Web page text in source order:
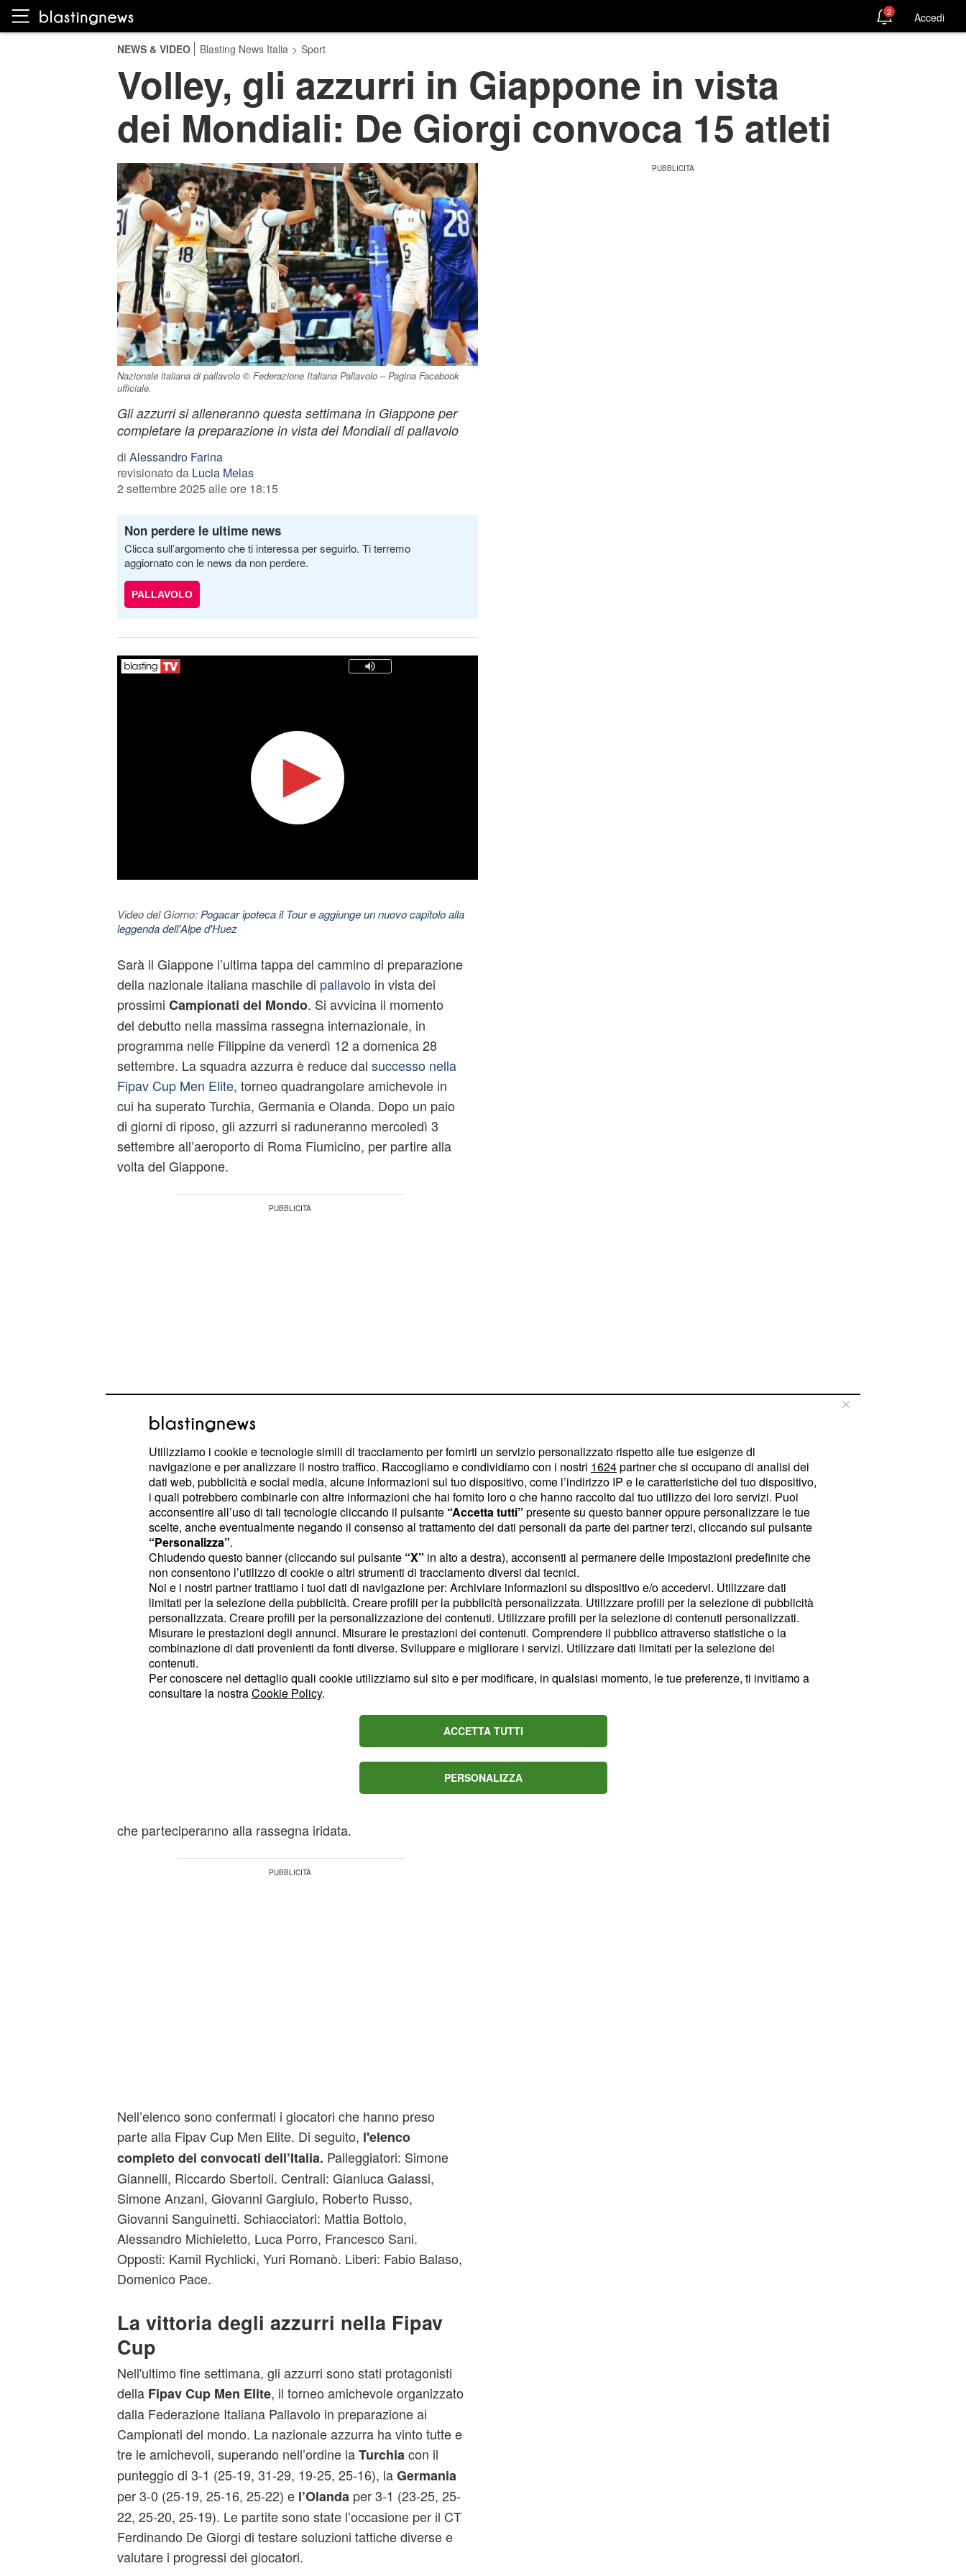
2 Accedi
NEWS & VIDEO Blasting News Italia > Sport
Volley, gli azzurri in Giappone in vista
dei Mondiali: De Giorgi convoca 15 atleti
Nazionale italiana di pallavolo © Federazione Italiana Pallavolo – Pagina Facebook
ufficiale.
Gli azzurri si alleneranno questa settimana in Giappone per
completare la preparazione in vista dei Mondiali di pallavolo
di Alessandro Farina
revisionato da Lucia Melas
2 settembre 2025 alle ore 18:15
Non perdere le ultime news
Clicca sull’argomento che ti interessa per seguirlo. Ti terremo
aggiornato con le news da non perdere.
PALLAVOLO
Video del Giorno: Pogacar ipoteca il Tour e aggiunge un nuovo capitolo alla
leggenda dell'Alpe d'Huez
Sarà il Giappone l’ultima tappa del cammino di preparazione
della nazionale italiana maschile di pallavoloin vista dei
prossimi Campionati del Mondo. Si avvicina il momento
del debutto nella massima rassegna internazionale, in
programma nelle Filippine da venerdì 12 a domenica 28
settembre. La squadra azzurra è reduce dal successo nella
Fipav Cup Men Elite, torneo quadrangolare amichevole in
cui ha superato Turchia, Germania e Olanda. Dopo un paio
di giorni di riposo, gli azzurri si raduneranno mercoledì 3
settembre all’aeroporto di Roma Fiumicino, per partire alla
volta del Giappone.
Da giovedì 4 a martedì 9 settembre, sarà in programma uno
stage a Tokyo, durante il quale disputerannodue partite
amichevolicontro i padroni di casa. Il primo test contro il
Giappone del coach Laurent Tillie si giocherà alla LaLa
Arena Tokyo-Bay venerdì 6 alle 8 ora italiana, mentre il
secondo è previsto il giorno successivo alle 6:45 ora
italiana. Terminata questa fase di preparazione, la nazionale
volerà a Manila per iniziare ufficialmente il cammino nei
Mondiali. Per lo stage in Giappone, il commissario tecnico
Ferdinando De Giorgi ha convocato quindici giocatori,
confermando la squadra già vista nelle ultime uscite.
I convocati da De Giorgi per lo stage
La lista dei convocati dal CT De Giorgi, per questa fase
finale della preparazione ai Campionati del mondo, è
e solo al termine dello stage in
che parteciperanno alla rassegna iridata.
Nell’elenco sono confermati i giocatori che hanno preso
parte alla Fipav Cup Men Elite. Di seguito, l'elenco
completo dei convocati dell’Italia. Palleggiatori: Simone
Giannelli, Riccardo Sbertoli. Centrali: Gianluca Galassi,
Simone Anzani, Giovanni Gargiulo, Roberto Russo,
Giovanni Sanguinetti. Schiacciatori: Mattia Bottolo,
Alessandro Michieletto, Luca Porro, Francesco Sani.
Opposti: Kamil Rychlicki, Yuri Romanò. Liberi: Fabio Balaso,
Domenico Pace.
La vittoria degli azzurri nella Fipav
Cup
Nell'ultimo fine settimana, gli azzurri sono stati protagonisti
della Fipav Cup Men Elite, il torneo amichevole organizzato
dalla Federazione Italiana Pallavolo in preparazione ai
Campionati del mondo. La nazionale azzurra ha vinto tutte e
tre le amichevoli, superando nell’ordine laTurchia con il
punteggio di 3-1 (25-19, 31-29, 19-25, 25-16), laGermania
per 3-0 (25-19, 25-16, 25-22) e l’Olanda per 3-1 (23-25, 25-
22, 25-20, 25-19). Le partite sono state l’occasione per il CT
Ferdinando De Giorgi di testare soluzioni tattiche diverse e
valutare i progressi dei giocatori.
Utilizziamo i cookie e tecnologie simili di tracciamento per fornirti un servizio personalizzato rispetto alle tue esigenze di
navigazione e per analizzare il nostro traffico. Raccogliamo e condividiamo con i nostri 1624partner che si occupano di analisi dei
dati web, pubblicità e social media, alcune informazioni sul tuo dispositivo, come l’indirizzo IP e le caratteristiche del tuo dispositivo,
i quali potrebbero combinarle con altre informazioni che hai fornito loro o che hanno raccolto dal tuo utilizzo dei loro servizi. Puoi
acconsentire all’uso di tali tecnologie cliccando il pulsante “Accetta tutti” presente su questo banner oppure personalizzare le tue
scelte, anche eventualmente negando il consenso al trattamento dei dati personali da parte dei partner terzi, cliccando sul pulsante
“Personalizza”.
Chiudendo questo banner (cliccando sul pulsante “X” in alto a destra), acconsenti al permanere delle impostazioni predefinite che
non consentono l’utilizzo di cookie o altri strumenti di tracciamento diversi dai tecnici.
Noi e i nostri partner trattiamo i tuoi dati di navigazione per: Archiviare informazioni su dispositivo e/o accedervi. Utilizzare dati
limitati per la selezione della pubblicità. Creare profili per la pubblicità personalizzata. Utilizzare profili per la selezione di pubblicità
personalizzata. Creare profili per la personalizzazione dei contenuti. Utilizzare profili per la selezione di contenuti personalizzati.
Misurare le prestazioni degli annunci. Misurare le prestazioni dei contenuti. Comprendere il pubblico attraverso statistiche o la
combinazione di dati provenienti da fonti diverse. Sviluppare e migliorare i servizi. Utilizzare dati limitati per la selezione dei
contenuti.
Per conoscere nel dettaglio quali cookie utilizziamo sul sito e per modificare, in qualsiasi momento, le tue preferenze, ti invitiamo a
consultare la nostraCookie Policy.
ACCETTA TUTTI
PERSONALIZZA